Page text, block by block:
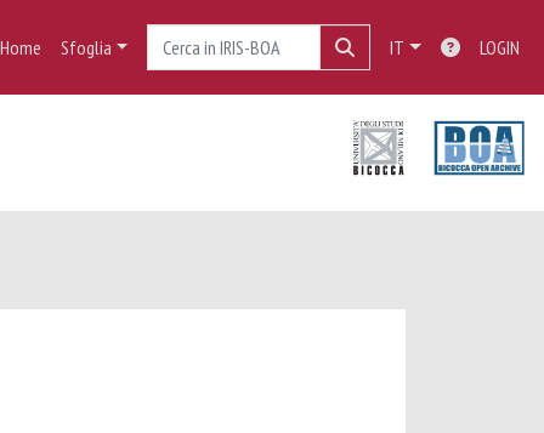
Home Sfoglia IT LOGIN